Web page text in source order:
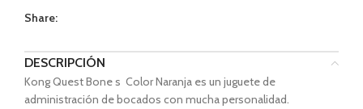
Share:
DESCRIPCIÓN
Kong Quest Bone s Color Naranja es un juguete de
administración de bocados con mucha personalidad.